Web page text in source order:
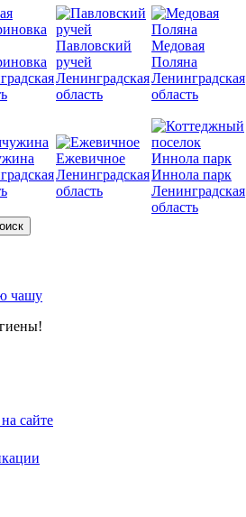
Павловский
ручей
Ленинградская
область
Медовая
Поляна
Ленинградская
область
Ежевичное
Ленинградская
область
Иннола парк
Ленинградская
область
сайте